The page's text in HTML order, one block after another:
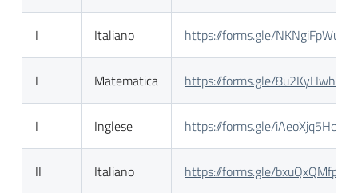
I Italiano https://forms.gle/
I Matematica https://forms.gle/
I Inglese https://forms.gle/
II Italiano https://forms.gle/